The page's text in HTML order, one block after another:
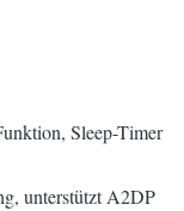
Sleep-Timer
unterstützt A2DP